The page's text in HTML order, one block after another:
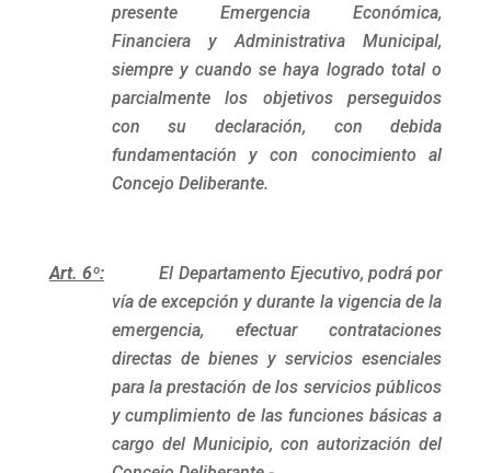
presente Emergencia Económica,
Financiera y Administrativa Municipal,
siempre y cuando se haya logrado total o
parcialmente los objetivos perseguidos
con su declaración, con debida
fundamentación y con conocimiento al
Concejo Deliberante.
Art. 6º:
El Departamento Ejecutivo, podrá por
vía de excepción y durante la vigencia de la
emergencia, efectuar contrataciones
directas de bienes y servicios esenciales
para la prestación de los servicios públicos
y cumplimiento de las funciones básicas a
cargo del Municipio, con autorización del